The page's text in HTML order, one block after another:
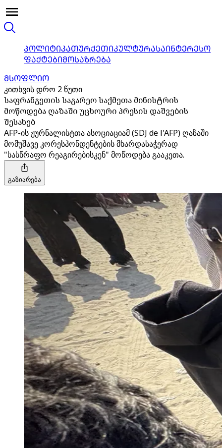
ᲞᲝᲚᲘᲢᲘᲙᲐᲗᲣᲠᲥᲔᲗᲘᲙᲣᲚᲢᲣᲠᲐᲡᲐᲘᲜᲢᲔᲠᲔᲡᲝ
ᲤᲐᲥᲢᲔᲑᲘᲛᲝᲡᲐᲖᲠᲔᲑᲐ
ᲛᲡᲝᲤᲚᲘᲝ
კითხვის დრო 2 წუთი
საფრანგეთის საგარეო საქმეთა მინისტრის
მოწოდება ღაზაში უცხოური პრესის დაშვების
შესახებ
AFP-ის ჟურნალისტთა ასოციაციამ (SDJ de l'AFP) ღაზაში
მომუშავე კორესპონდენტების მხარდასაჭერად
"სასწრაფო რეაგირებისკენ" მოწოდება გააკეთა.
გაზიარება